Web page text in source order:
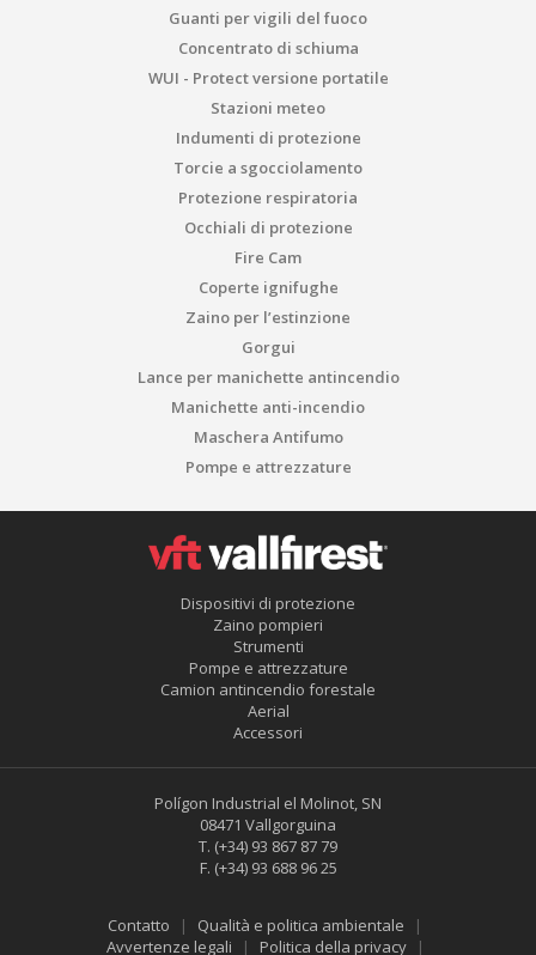
Guanti per vigili del fuoco
Concentrato di schiuma
WUI - Protect versione portatile
Stazioni meteo
Indumenti di protezione
Torcie a sgocciolamento
Protezione respiratoria
Occhiali di protezione
Fire Cam
Coperte ignifughe
Zaino per l’estinzione
Gorgui
Lance per manichette antincendio
Manichette anti-incendio
Maschera Antifumo
Pompe e attrezzature
Dispositivi di protezione
Zaino pompieri
Strumenti
Pompe e attrezzature
Camion antincendio forestale
Aerial
Accessori
Polígon Industrial el Molinot, SN
08471 Vallgorguina
T. (+34) 93 867 87 79
F. (+34) 93 688 96 25
Contatto
Qualità e politica ambientale
Avvertenze legali
Politica della privacy